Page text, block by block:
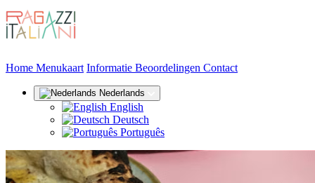
Home (huidige)
Menukaart Informatie Beoordelingen Contact
Nederlands
English
Deutsch
Português